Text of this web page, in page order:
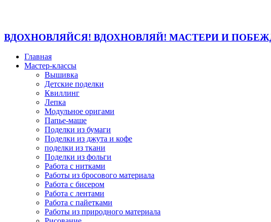
ВДОХНОВЛЯЙСЯ! ВДОХНОВЛЯЙ! МАСТЕРИ И
Главная
Мастер-классы
Вышивка
Детские поделки
Квиллинг
Лепка
Модульное оригами
Папье-маше
Поделки из бумаги
Поделки из джута и кофе
поделки из ткани
Поделки из фольги
Работа с нитками
Работы из бросового материала
Работа с бисером
Работа с лентами
Работа с пайетками
Работы из природного материала